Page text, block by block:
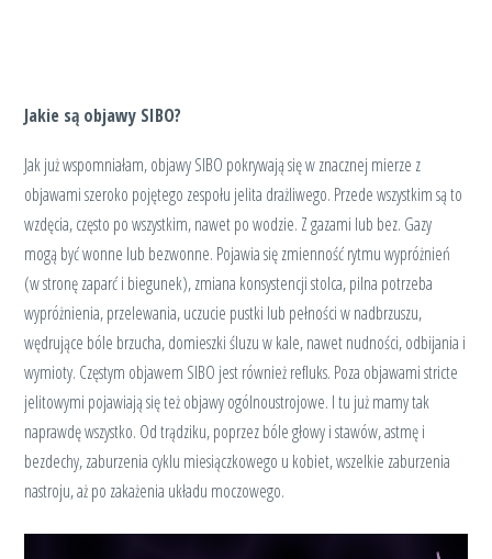
Jakie są objawy SIBO?
Jak już wspomniałam, objawy SIBO pokrywają się w znacznej mierze z
objawami szeroko pojętego zespołu jelita drażliwego. Przede wszystkim są to
wzdęcia, często po wszystkim, nawet po wodzie. Z gazami lub bez. Gazy
mogą być wonne lub bezwonne. Pojawia się zmienność rytmu wypróżnień
(w stronę zaparć i biegunek), zmiana konsystencji stolca, pilna potrzeba
wypróżnienia, przelewania, uczucie pustki lub pełności w nadbrzuszu,
wędrujące bóle brzucha, domieszki śluzu w kale, nawet nudności, odbijania i
wymioty. Częstym objawem SIBO jest również refluks. Poza objawami stricte
jelitowymi pojawiają się też objawy ogólnoustrojowe. I tu już mamy tak
naprawdę wszystko. Od trądziku, poprzez bóle głowy i stawów, astmę i
bezdechy, zaburzenia cyklu miesiączkowego u kobiet, wszelkie zaburzenia
nastroju, aż po zakażenia układu moczowego.